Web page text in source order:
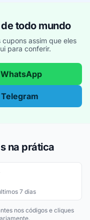
todo mundo
assim que eles
para conferir.
na prática
7 dias
nos códigos e cliques